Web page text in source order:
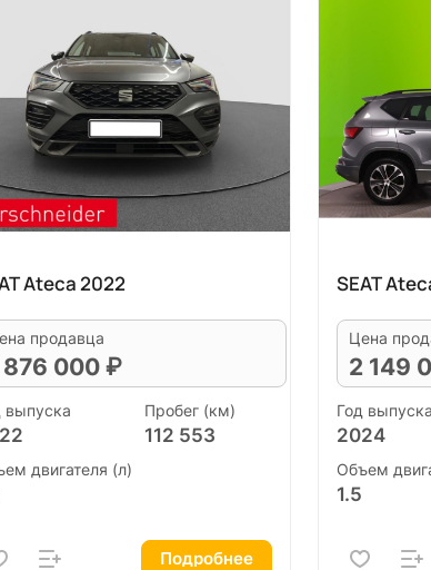
Ateca 2022
продавца
876 000 ₽
выпуска Пробег (км)
112 553
двигателя (л)
Подробнее
SEAT
Цена
2 149
Год выпуска
2024
Объем
1.5